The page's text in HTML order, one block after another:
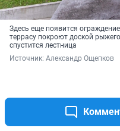
Здесь еще появится
террасу покроют доской
спустится лестница
Источник: Александр Ощепков